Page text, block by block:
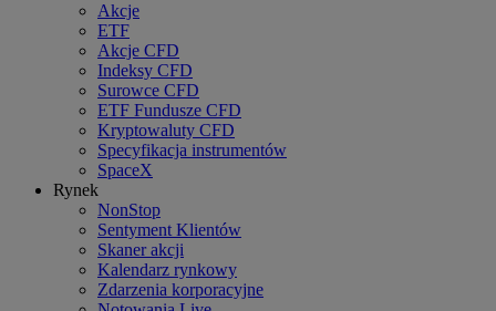
Akcje
ETF
Akcje CFD
Indeksy CFD
Surowce CFD
ETF Fundusze CFD
Kryptowaluty CFD
Specyfikacja instrumentów
SpaceX
Rynek
NonStop
Sentyment Klientów
Skaner akcji
Kalendarz rynkowy
Zdarzenia korporacyjne